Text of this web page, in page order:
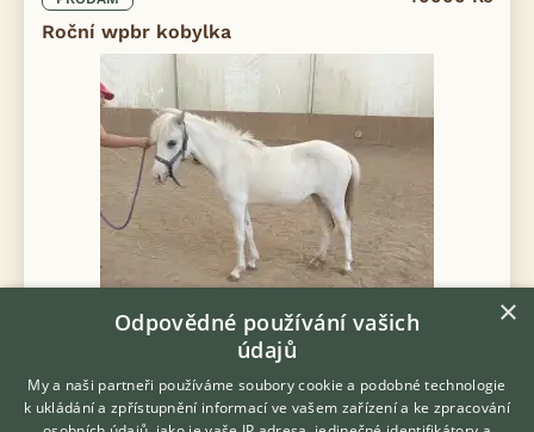
Roční wpbr kobylka
Prodám Welsh part bred - Prodám roční WPBR kobylku, otec:
×
Odpovědné používání vašich
údajů
My a naši partneři používáme soubory cookie a podobné technologie
k ukládání a zpřístupnění informací ve vašem zařízení a ke zpracování